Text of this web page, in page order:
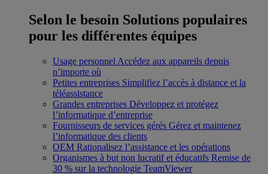
Selon le besoin Solutions populaires
pour les différentes équipes
Usage personnel Accédez aux appareils depuis
n’importe où
Petites entreprises Simplifiez l’accès à distance et la
téléassistance
Grandes entreprises Développez et protégez
l’informatique d’entreprise
Fournisseurs de services gérés Gérez et maintenez
l’informatique des clients
OEM Rationalisez l’assistance et les opérations
Organismes à but non lucratif et éducatifs Remise de
30 % sur la technologie TeamViewer